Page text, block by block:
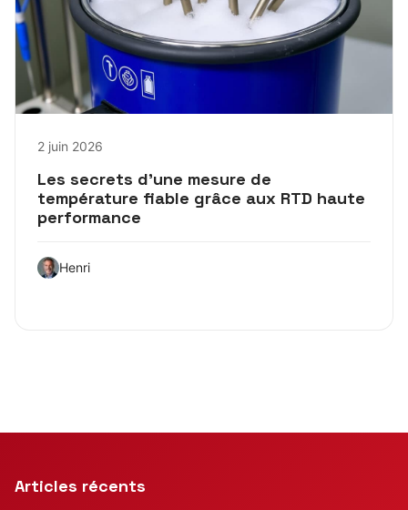
2 juin 2026
Les secrets d’une mesure de
température fiable grâce aux RTD haute
performance
Henri
Articles récents